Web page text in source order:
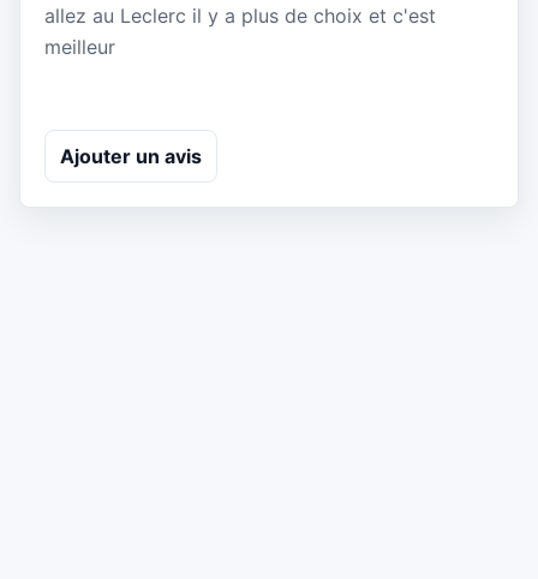
allez au Leclerc il y a plus de choix et c'est
meilleur
Ajouter un avis